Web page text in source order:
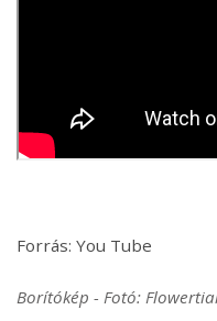
Forrás: You Tube
Borítókép - Fotó: